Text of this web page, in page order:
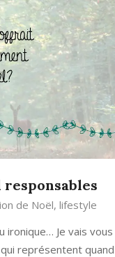
responsables
de Noël, lifestyle
ironique… Je vais vous
représentent quand